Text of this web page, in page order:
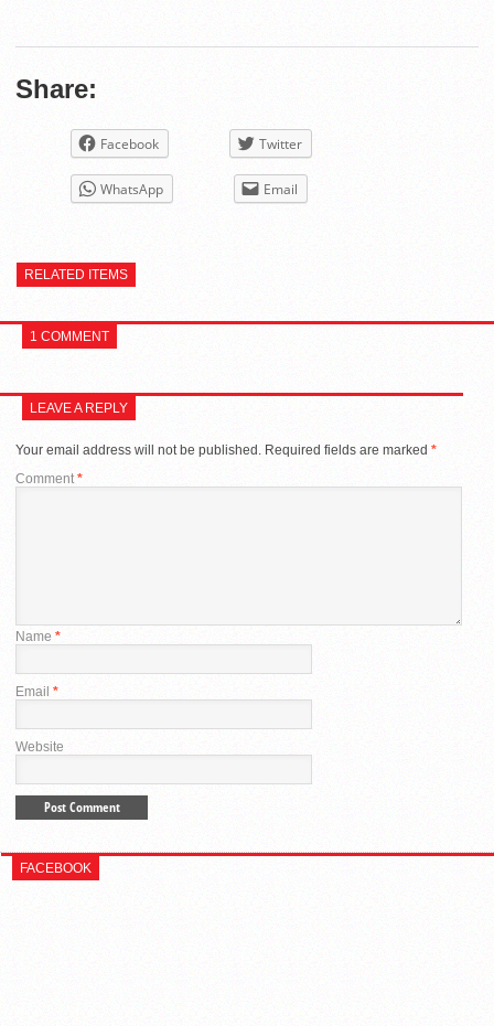
Share:
Facebook Twitter
WhatsApp Email
RELATED ITEMS
1 COMMENT
LEAVE A REPLY
Your email address will not be published. Required fields are marked *
Comment *
Name *
Email *
Website
FACEBOOK